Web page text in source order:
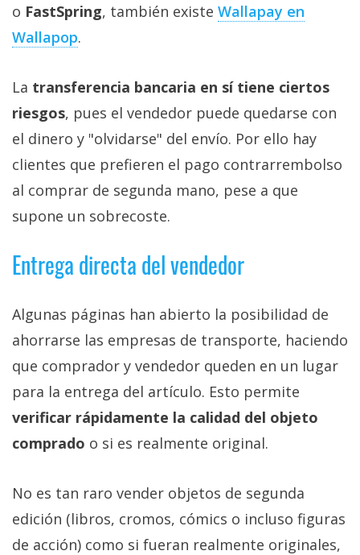
o FastSpring, también existe Wallapay en
Wallapop.
La transferencia bancaria en sí tiene ciertos
riesgos, pues el vendedor puede quedarse con
el dinero y "olvidarse" del envío. Por ello hay
clientes que prefieren el pago contrarrembolso
al comprar de segunda mano, pese a que
supone un sobrecoste.
Entrega directa del vendedor
Algunas páginas han abierto la posibilidad de
ahorrarse las empresas de transporte, haciendo
que comprador y vendedor queden en un lugar
para la entrega del artículo. Esto permite
verificar rápidamente la calidad del objeto
comprado o si es realmente original.
No es tan raro vender objetos de segunda
edición (libros, cromos, cómics o incluso figuras
de acción) como si fueran realmente originales,